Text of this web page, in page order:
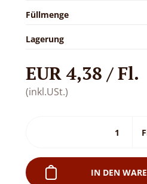
Füllmenge
Lagerung
EUR 4,38 / Fl.
(inkl.USt.)
IN DEN